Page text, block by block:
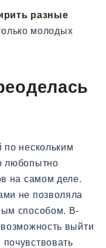
разные
молодых
по нескольким
любопытно
на самом деле.
не позволяла
способом. В-
выйти